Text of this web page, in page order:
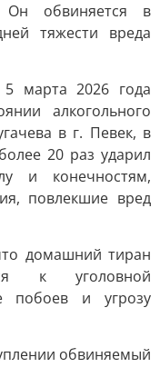
Он обвиняется в
тяжести вреда
марта 2026 года
алкогольного
в г. Певек, в
20 раз ударил
и конечностям,
повлекшие вред
домашний тиран
к уголовной
побоев и угрозу
обвиняемый